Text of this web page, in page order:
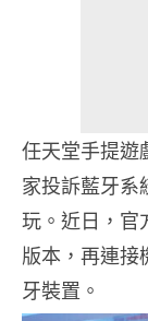
任天堂手提遊
家投訴藍牙系
玩。近日，官
版本，再連
牙裝置。